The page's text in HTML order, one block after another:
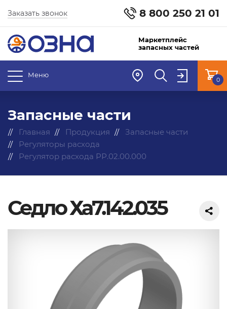
8 800 250 21 01
Заказать звонок
Маркетплейс
запасных частей
Меню
0
Запасные части
Главная Продукция
Запасные части
Регуляторы расхода
Регулятор расхода РР.02.00.000
Седло Ха7.142.035